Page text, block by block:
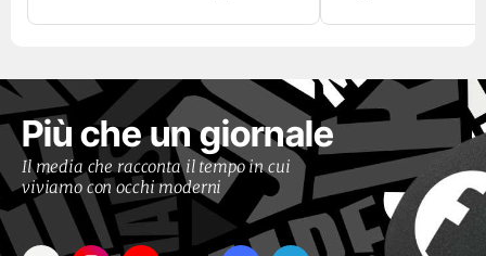
Più che un giornale
Il media che racconta il tempo in cui
viviamo con occhi moderni